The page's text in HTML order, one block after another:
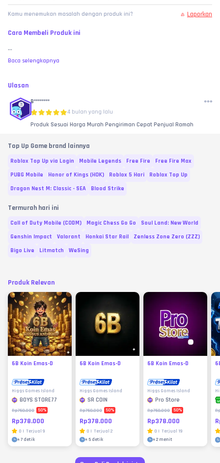
Kamu menemukan masalah dengan produk ini? Laporkan
Cara Membeli Produk ini
...
Baca selengkapnya
Ulasan
B********
4 bulan yang lalu
Produk Sesuai Harga Murah Pengiriman Cepat Penjual Ramah
Top Up Game brand lainnya
Roblox Top Up via Login Mobile Legends Free Fire
Free Fire Max
PUBG Mobile
Honor of Kings (HOK) Roblox 5 Hari
Roblox Top Up
Dragon Nest M: Classic - SEA
Blood Strike
Termurah hari ini
Call of Duty Mobile (CODM) Magic Chess Go Go
Soul Land: New World
Genshin Impact
Valorant Honkai Star Rail
Zenless Zone Zero (ZZZ)
Bigo Live
Litmatch WeSing
Produk Relevan
6B Koin Emas-D
Higgs Games Island
BOYS STORE77
Rp750.000 50%
Rp378.000
0 | Terjual 9
±7 detik
6B Koin Emas-D
Higgs Games Island
SR COIN
Rp750.000 50%
Rp378.000
0 | Terjual 2
± 5 detik
6B Koin Emas-D
Higgs Games Island
Pro Store
Rp750.000 50%
Rp378.000
0 | Terjual 19
±2 menit